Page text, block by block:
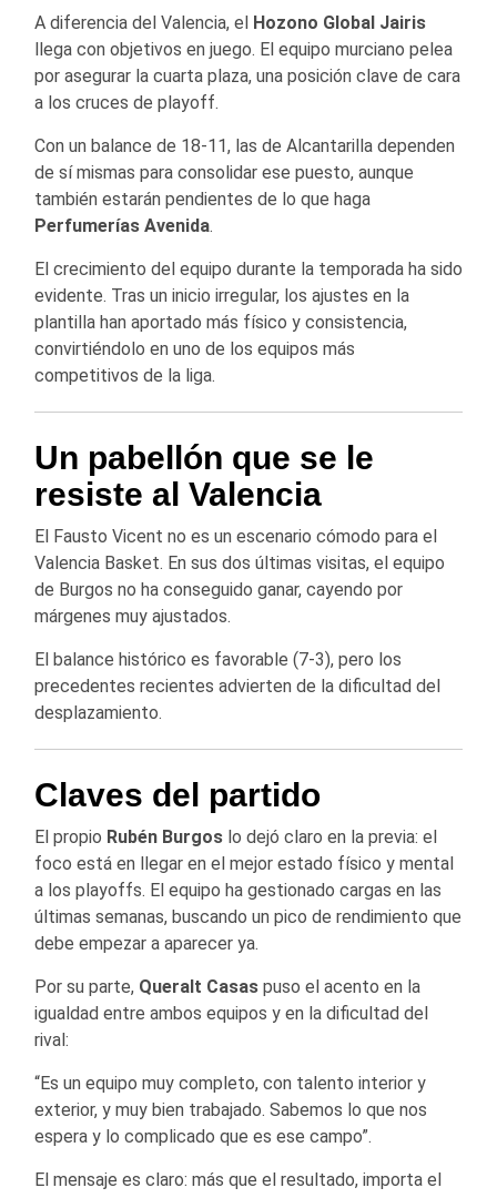
A diferencia del Valencia, el Hozono Global Jairis
llega con objetivos en juego. El equipo murciano pelea
por asegurar la cuarta plaza, una posición clave de cara
a los cruces de playoff.
Con un balance de 18-11, las de Alcantarilla dependen
de sí mismas para consolidar ese puesto, aunque
también estarán pendientes de lo que haga
Perfumerías Avenida.
El crecimiento del equipo durante la temporada ha sido
evidente. Tras un inicio irregular, los ajustes en la
plantilla han aportado más físico y consistencia,
convirtiéndolo en uno de los equipos más
competitivos de la liga.
Un pabellón que se le
resiste al Valencia
El Fausto Vicent no es un escenario cómodo para el
Valencia Basket. En sus dos últimas visitas, el equipo
de Burgos no ha conseguido ganar, cayendo por
márgenes muy ajustados.
El balance histórico es favorable (7-3), pero los
precedentes recientes advierten de la dificultad del
desplazamiento.
Claves del partido
El propio Rubén Burgos lo dejó claro en la previa: el
foco está en llegar en el mejor estado físico y mental
a los playoffs. El equipo ha gestionado cargas en las
últimas semanas, buscando un pico de rendimiento que
debe empezar a aparecer ya.
Por su parte, Queralt Casas puso el acento en la
igualdad entre ambos equipos y en la dificultad del
rival:
“Es un equipo muy completo, con talento interior y
exterior, y muy bien trabajado. Sabemos lo que nos
espera y lo complicado que es ese campo”.
El mensaje es claro: más que el resultado, importa el